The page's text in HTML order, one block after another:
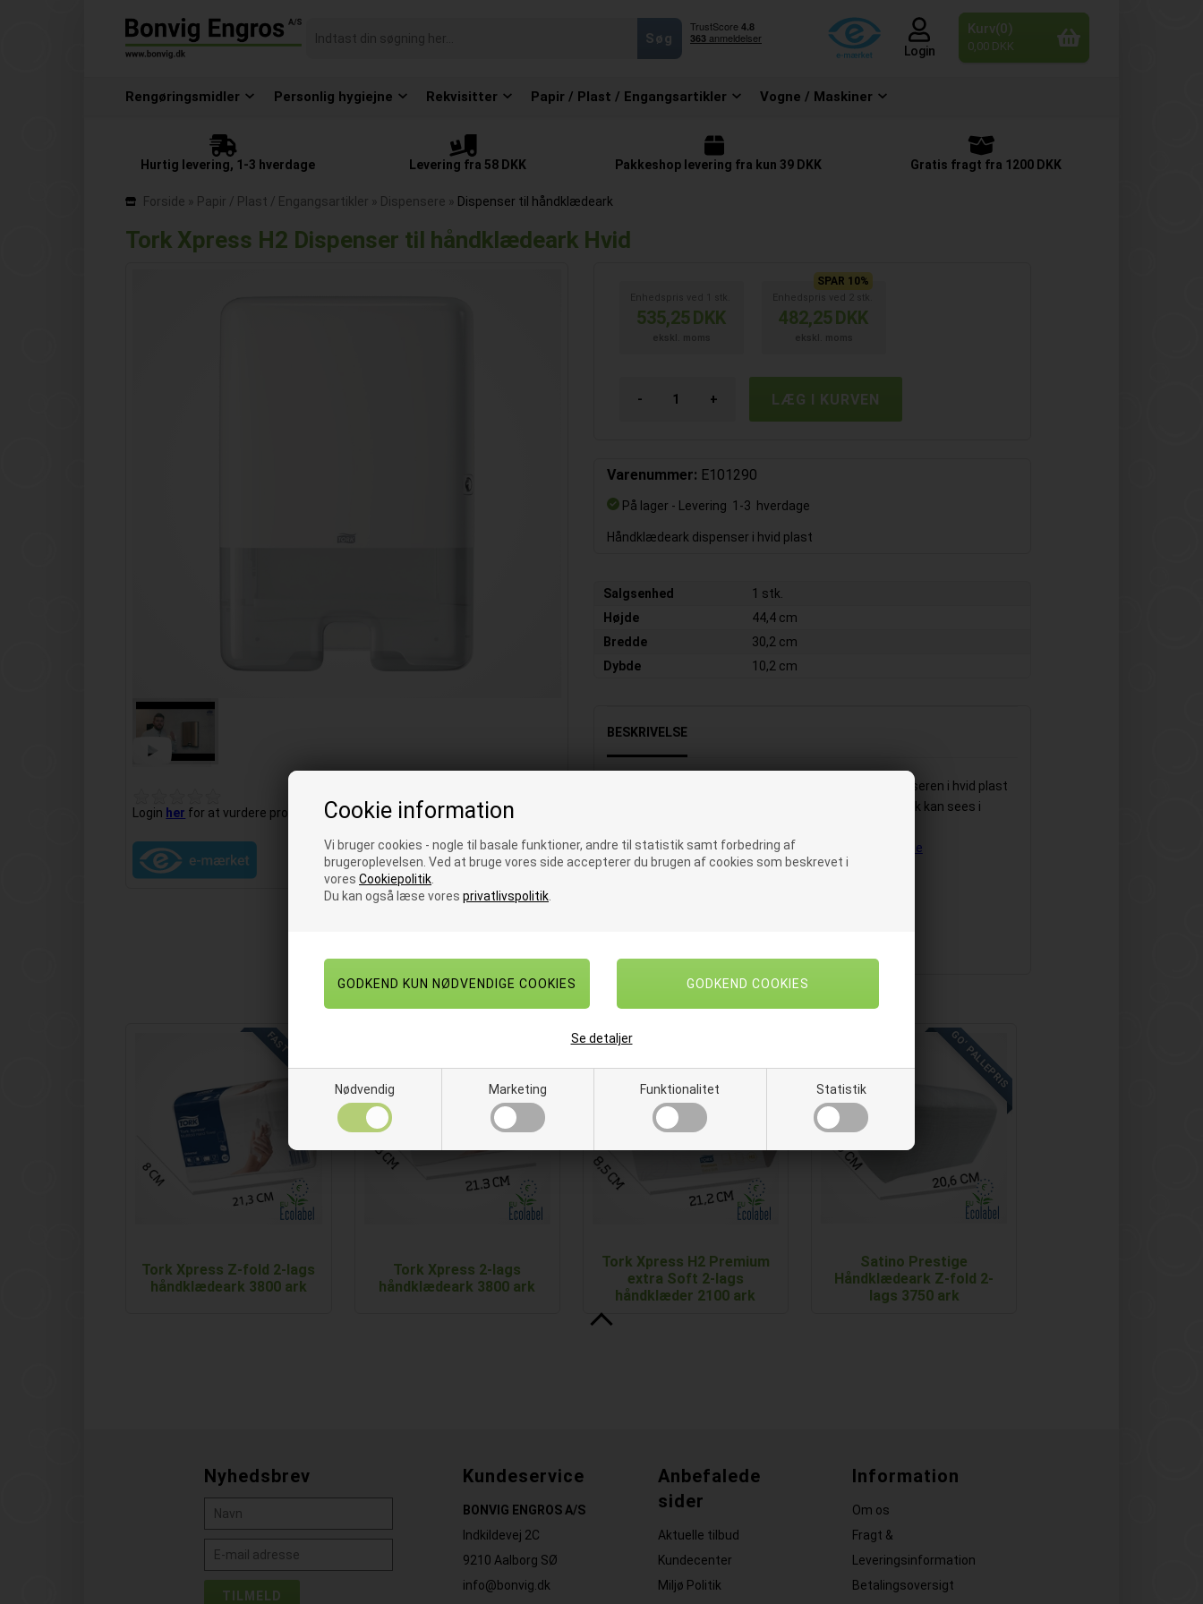
Cookie information
Vi bruger cookies - nogle til basale funktioner, andre til statistik samt forbedring af
brugeroplevelsen. Ved at bruge vores side accepterer du brugen af cookies som beskrevet i
vores Cookiepolitik
Du kan også læse vores privatlivspolitik
Nødvendig Marketing Funktionalitet Statistik
Se detaljer
Login
Kurv(0)
0,00 DKK
Rengøringsmidler Personlig hygiejne Rekvisitter Papir / Plast / Engangsartikler Vogne / Maskiner
Hurtig levering, 1-3 hverdage Levering fra 58 DKK Pakkeshop levering fra kun 39 DKK Gratis fragt fra 1200 DKK
Forside » Papir / Plast / Engangsartikler » Dispensere » Dispenser til håndklædeark
Tork Xpress H2 Dispenser til håndklædeark Hvid
Login her for at vurdere produktet.
535,25DKK
SPAR 10%
482,25DKK
- +
Varenummer: E101290
På lager - Levering 1-3 hverdage
Håndklædeark dispenser i hvid plast
Salgsenhed
1 stk.
Højde
44,4 cm
Bredde
30,2 cm
Dybde
10,2 cm
BESKRIVELSE
En solid og praktisk Tork Xpress H2 dispenser. Dispenseren i hvid plast
er designet til håndklædeark. Tilhørende håndklædeark kan sees i
Der medfølger skruer og rawplugs til vægmontering.
Se
monteringsvejledning her.
FAST LAVPRIS
Tork Xpress Z-fold 2-lags
håndklædeark 3800 ark
Tork Xpress 2-lags
håndklædeark 3800 ark
Tork Xpress H2 Premium
extra Soft 2-lags
håndklæder 2100 ark
GO' PALLEPRIS
Satino Prestige
Håndklædeark Z-fold 2-
lags 3750 ark
Nyhedsbrev Kundeservice
BONVIG ENGROS A/S
Indkildevej 2C
9210 Aalborg SØ
info@bonvig.dk
Anbefalede
sider
Aktuelle tilbud
Kundecenter
Miljø Politik
Information
Om os
Fragt &
Leveringsinformation
Betalingsoversigt